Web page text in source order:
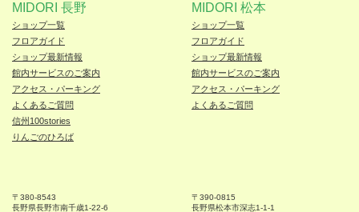
MIDORI 長野
ショップ一覧
フロアガイド
ショップ最新情報
館内サービスのご案内
アクセス・パーキング
よくあるご質問
信州100stories
りんごのひろば
〒380-8543
長野県長野市南千歳1-22-6
MIDORI 松本
ショップ一覧
フロアガイド
ショップ最新情報
館内サービスのご案内
アクセス・パーキング
よくあるご質問
〒390-0815
長野県松本市深志1-1-1